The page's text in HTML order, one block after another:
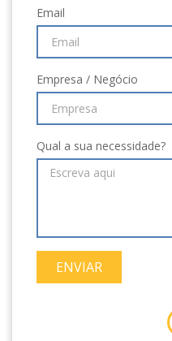
Email
Empresa / Negócio
Qual a sua necessidade?
ENVIAR